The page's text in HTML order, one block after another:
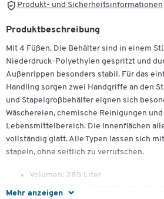
Produkt- und Sicherheitsinformationen
Mehr anzeigen
Produktbeschreibung
Mit 4 Füßen. Die Behälter sind in einem
Niederdruck-Polyethylen gespritzt und
Außenrippen besonders stabil. Für das
Handling sorgen zwei Handgriffe an den
und Stapelgroßbehälter eignen sich
Wäschereien, chemische Reinigungen
Lebensmittelbereich. Die Innenflächen
vollständig glatt. Alle Typen lassen sich
stapeln, ohne seitlich zu verrutschen.
Volumen: 285 Liter
Ausführung: Seitenwände und